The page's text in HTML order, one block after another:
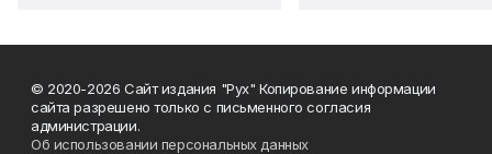
© 2020-2026 Сайт издания "Рух" Копирование информации
сайта разрешено только с письменного согласия
администрации.
Об использовании персональных данных